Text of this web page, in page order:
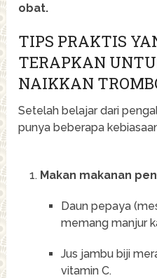
obat.
TIPS PRAKTIS
TERAPKAN
NAIKKAN
Setelah belajar dari
punya beberapa
Makan makanan
Daun pepaya
memang manjur
Jus jambu biji
vitamin C.